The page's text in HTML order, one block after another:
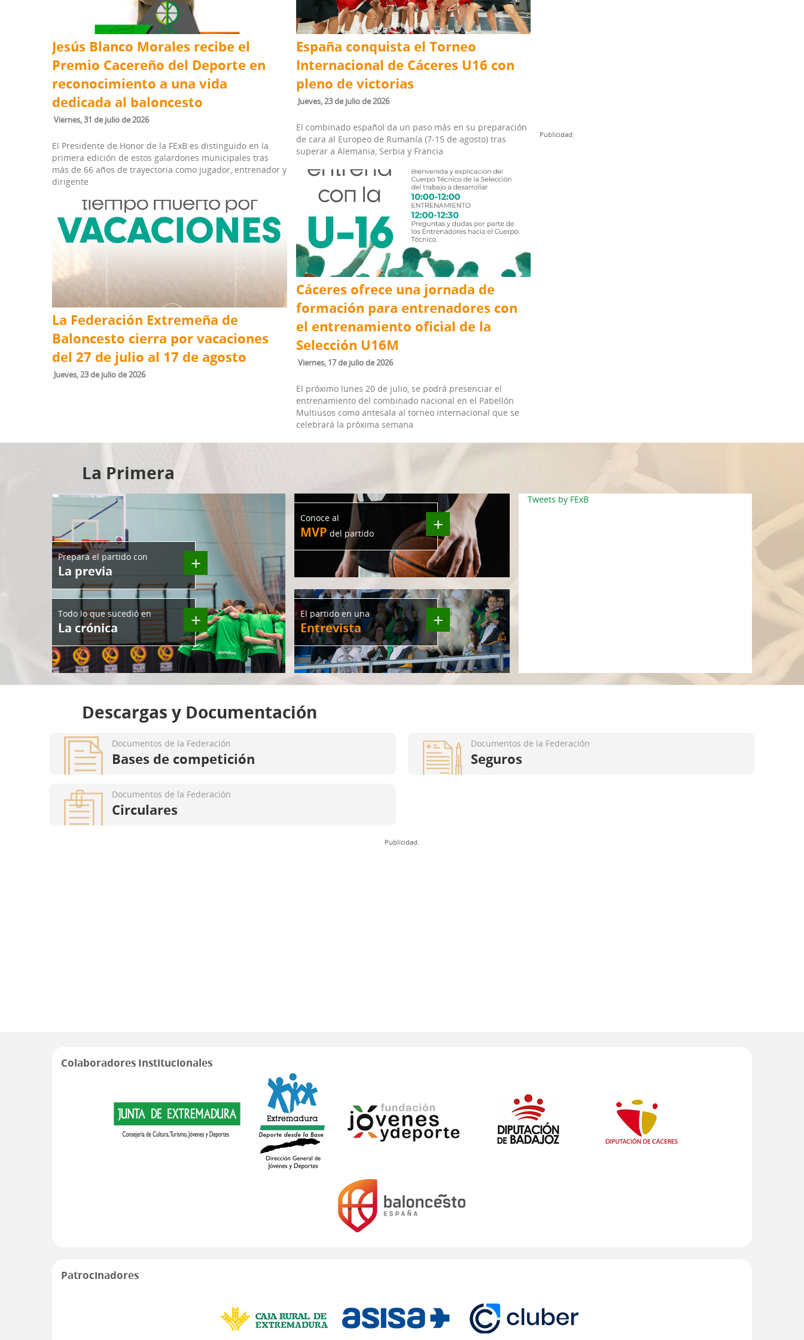
Jesús Blanco Morales recibe el
Premio Cacereño del Deporte en
reconocimiento a una vida
dedicada al baloncesto
viernes, 31 de julio de 2026
El Presidente de Honor de la FExB es distinguido en la
primera edición de estos galardones municipales tras
más de 66 años de trayectoria como jugador, entrenador y
dirigente
La Federación Extremeña de
Baloncesto cierra por vacaciones
del 27 de julio al 17 de agosto
jueves, 23 de julio de 2026
España conquista el Torneo
Internacional de Cáceres U16 con
pleno de victorias
jueves, 23 de julio de 2026
El combinado español da un paso más en su preparación
de cara al Europeo de Rumanía (7-15 de agosto) tras
superar a Alemania, Serbia y Francia
Cáceres ofrece una jornada de
formación para entrenadores con
el entrenamiento oficial de la
Selección U16M
viernes, 17 de julio de 2026
El próximo lunes 20 de julio, se podrá presenciar el
entrenamiento del combinado nacional en el Pabellón
Multiusos como antesala al torneo internacional que se
celebrará la próxima semana
Publicidad:
La Primera
+
Prepara el partido con
La previa
+
Todo lo que sucedió en
La crónica
+
Conoce al
MVP del partido
+
El partido en una
Entrevista
Tweets by FExB
Descargas y Documentación
Documentos de la Federación
Bases de competición
Documentos de la Federación
Circulares
Documentos de la Federación
Seguros
Publicidad:
Colaboradores Institucionales
Patrocinadores